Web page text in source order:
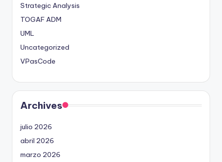
Strategic Analysis
TOGAF ADM
UML
Uncategorized
VPasCode
Archives
julio 2026
abril 2026
marzo 2026